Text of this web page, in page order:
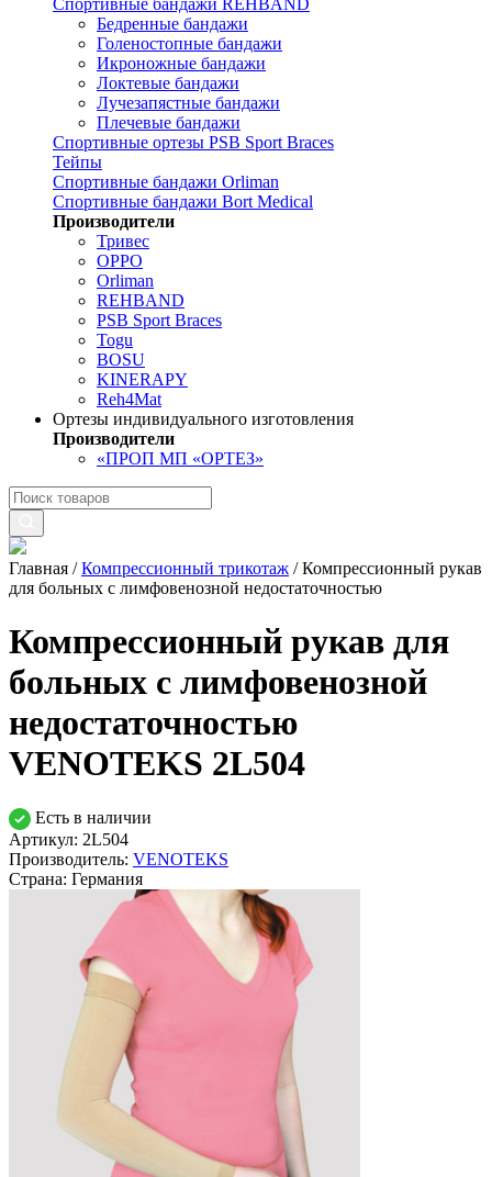
Спортивные бандажи REHBAND
Бедренные бандажи
Голеностопные бандажи
Икроножные бандажи
Локтевые бандажи
Лучезапястные бандажи
Плечевые бандажи
Спортивные ортезы PSB Sport Braces
Тейпы
Спортивные бандажи Orliman
Спортивные бандажи Bort Medical
Производители
Тривес
OPPO
Orliman
REHBAND
PSB Sport Braces
Togu
BOSU
KINERAPY
Reh4Mat
Ортезы индивидуального изготовления
Производители
«ПРОП МП «ОРТЕЗ»
Главная /Компрессионный трикотаж /Компрессионный рукав
для больных с лимфовенозной недостаточностью
Компрессионный рукав для
больных с лимфовенозной
недостаточностью
VENOTEKS 2L504
Есть в наличии
Артикул: 2L504
Производитель: VENOTEKS
Страна: Германия